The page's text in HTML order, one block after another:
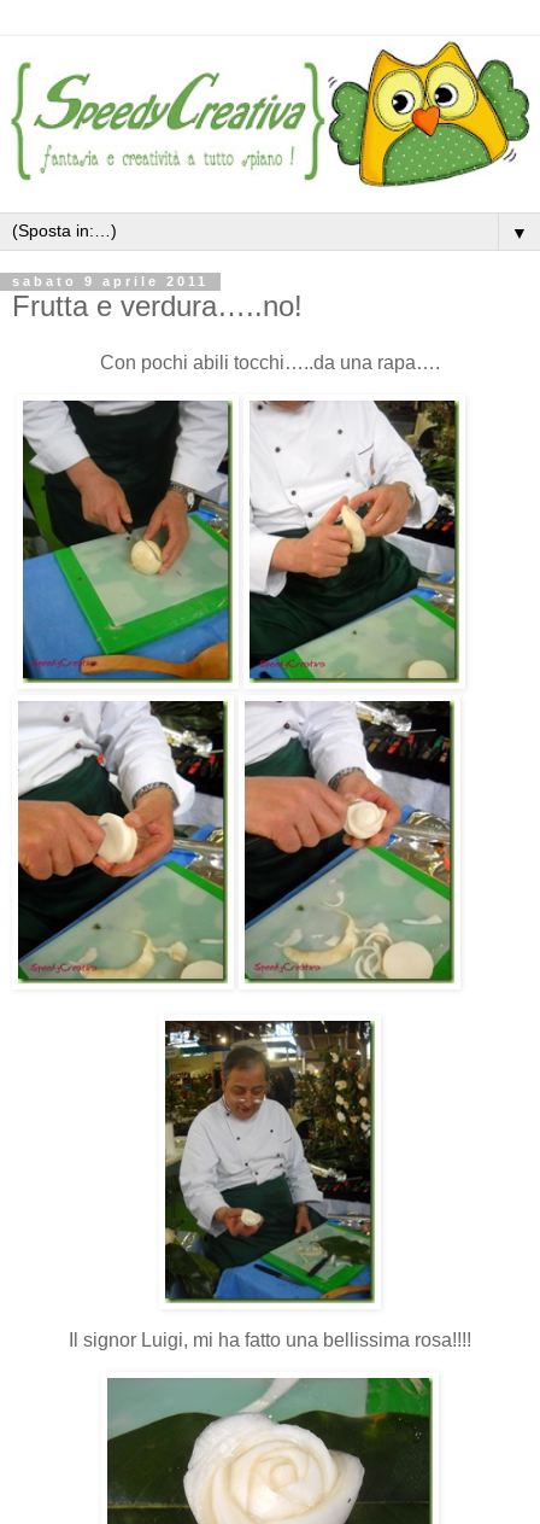
▼
sabato 9 aprile 2011
Frutta e verdura…..no!
Con pochi abili tocchi…..da una rapa….
Il signor Luigi, mi ha fatto una bellissima rosa!!!!